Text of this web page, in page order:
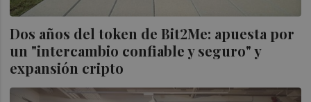
Dos años del token de Bit2Me: apuesta por
un "intercambio confiable y seguro" y
expansión cripto